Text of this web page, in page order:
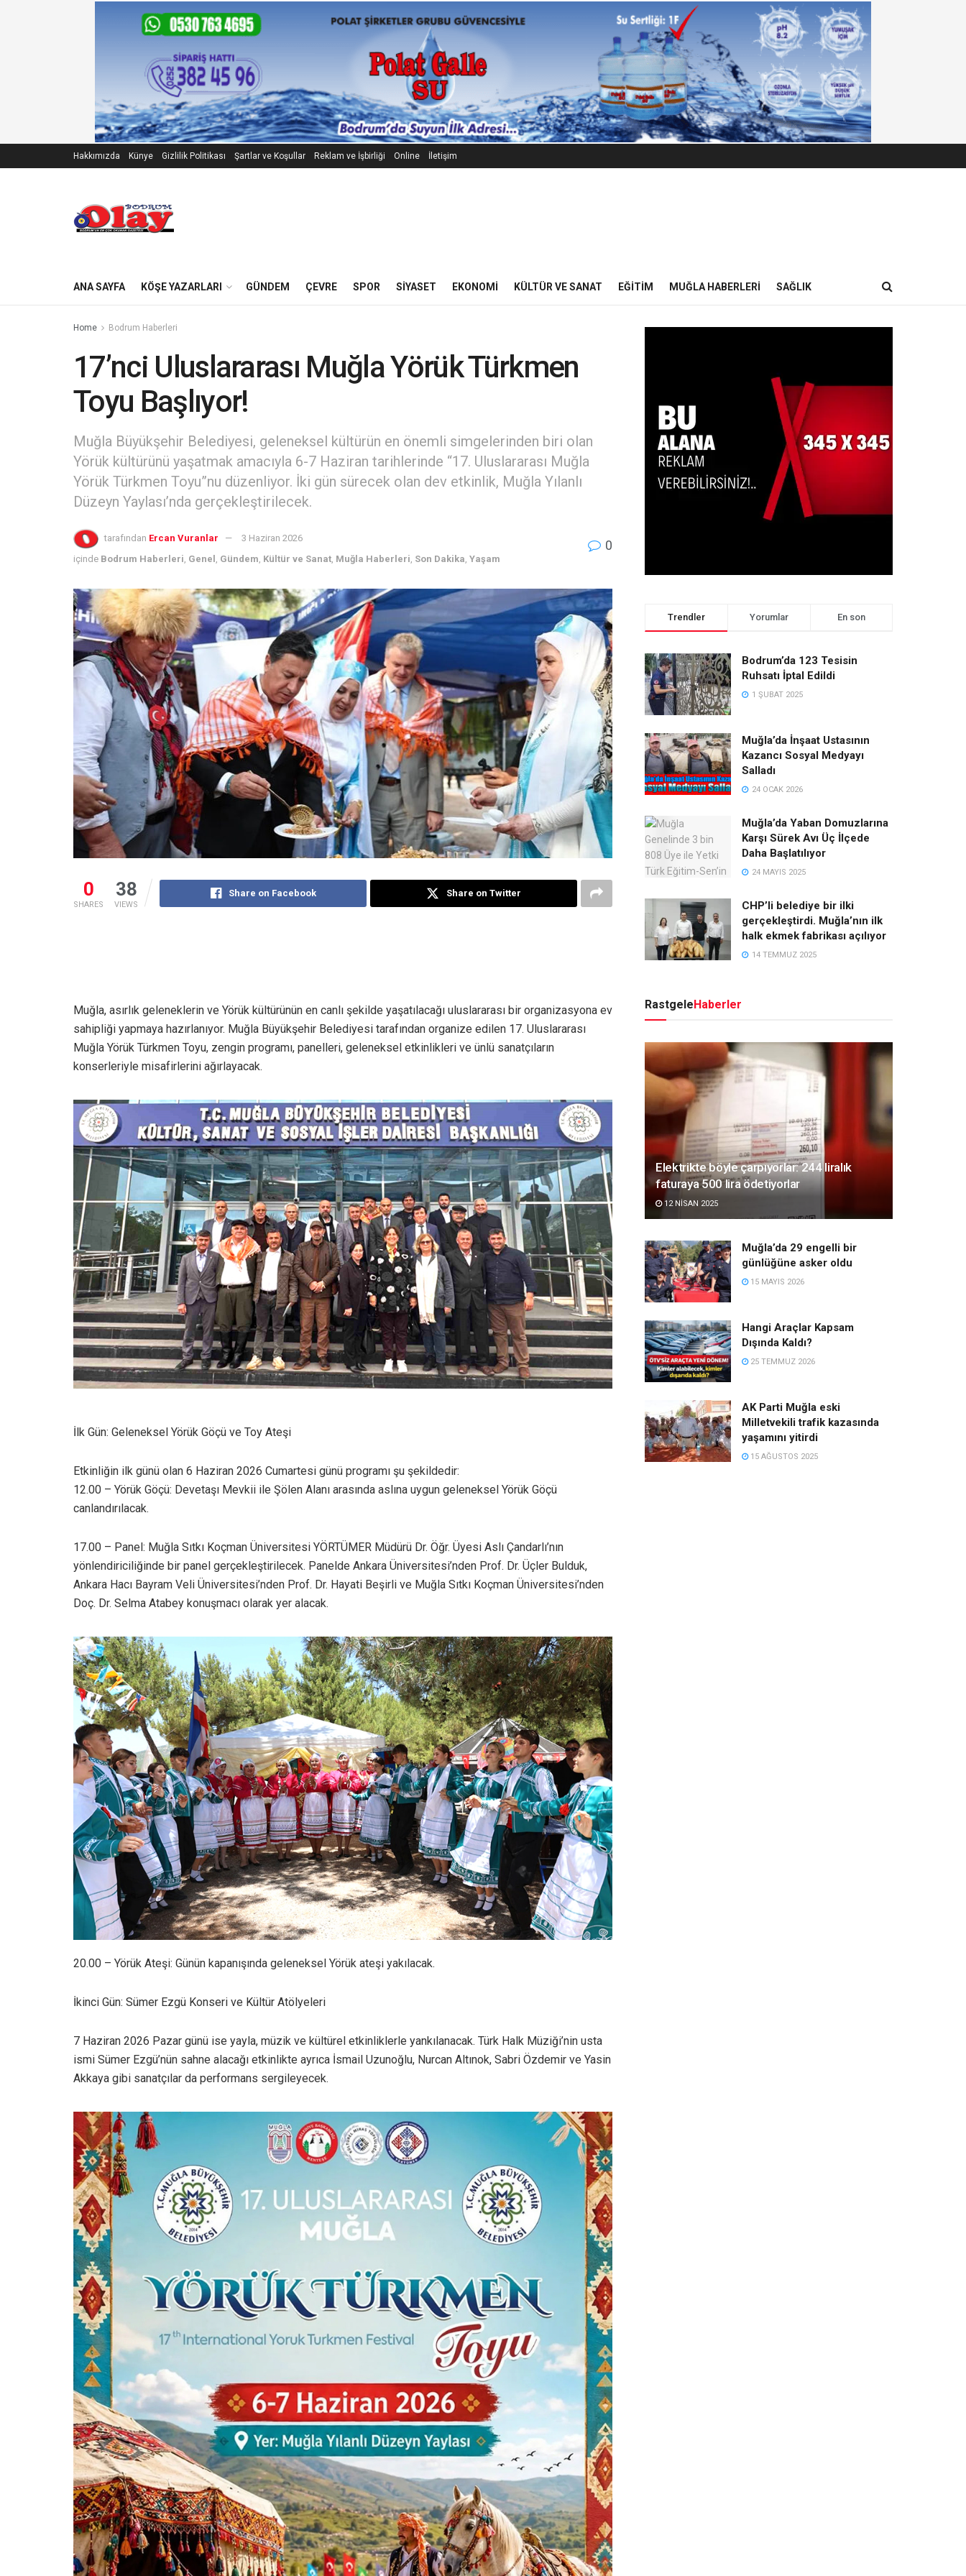
Hakkımızda Künye Gizlilik Politikası Şartlar ve Koşullar Reklam ve İşbirliği Online İletişim
ANA SAYFA KÖŞE YAZARLARI GÜNDEM ÇEVRE SPOR SIYASET EKONOMI KÜLTÜR VE SANAT EĞITIM MUĞLA HABERLERI SAĞLIK
Home Bodrum Haberleri
17’nci Uluslararası Muğla Yörük Türkmen
Toyu Başlıyor!
Muğla Büyükşehir Belediyesi, geleneksel kültürün en önemli simgelerinden biri olan
Yörük kültürünü yaşatmak amacıyla 6-7 Haziran tarihlerinde “17. Uluslararası Muğla
Yörük Türkmen Toyu”nu düzenliyor. İki gün sürecek olan dev etkinlik, Muğla Yılanlı
Düzeyn Yaylası’nda gerçekleştirilecek.
tarafından Ercan Vuranlar
3 Haziran 2026
içinde Bodrum Haberleri Genel Gündem Kültür ve Sanat Muğla Haberleri Son Dakika Yaşam
0
0
SHARES
38
VIEWS
Share on Facebook Share on Twitter
Muğla, asırlık geleneklerin ve Yörük kültürünün en canlı şekilde yaşatılacağı uluslararası bir organizasyona ev
sahipliği yapmaya hazırlanıyor. Muğla Büyükşehir Belediyesi tarafından organize edilen 17. Uluslararası
Muğla Yörük Türkmen Toyu, zengin programı, panelleri, geleneksel etkinlikleri ve ünlü sanatçıların
konserleriyle misafirlerini ağırlayacak.
İlk Gün: Geleneksel Yörük Göçü ve Toy Ateşi
Etkinliğin ilk günü olan 6 Haziran 2026 Cumartesi günü programı şu şekildedir:
12.00 – Yörük Göçü: Devetaşı Mevkii ile Şölen Alanı arasında aslına uygun geleneksel Yörük Göçü
canlandırılacak.
17.00 – Panel: Muğla Sıtkı Koçman Üniversitesi YÖRTÜMER Müdürü Dr. Öğr. Üyesi Aslı Çandarlı’nın
yönlendiriciliğinde bir panel gerçekleştirilecek. Panelde Ankara Üniversitesi’nden Prof. Dr. Üçler Bulduk,
Ankara Hacı Bayram Veli Üniversitesi’nden Prof. Dr. Hayati Beşirli ve Muğla Sıtkı Koçman Üniversitesi’nden
Doç. Dr. Selma Atabey konuşmacı olarak yer alacak.
20.00 – Yörük Ateşi: Günün kapanışında geleneksel Yörük ateşi yakılacak.
İkinci Gün: Sümer Ezgü Konseri ve Kültür Atölyeleri
7 Haziran 2026 Pazar günü ise yayla, müzik ve kültürel etkinliklerle yankılanacak. Türk Halk Müziği’nin usta
ismi Sümer Ezgü’nün sahne alacağı etkinlikte ayrıca İsmail Uzunoğlu, Nurcan Altınok, Sabri Özdemir ve Yasin
Akkaya gibi sanatçılar da performans sergileyecek.
Trendler Yorumlar En son
Bodrum’da 123 Tesisin
Ruhsatı İptal Edildi
1 ŞUBAT 2025
Muğla’da İnşaat Ustasının
Kazancı Sosyal Medyayı
Salladı
24 OCAK 2026
Muğla’da Yaban Domuzlarına
Karşı Sürek Avı Üç İlçede
Daha Başlatılıyor
24 MAYIS 2025
CHP’li belediye bir ilki
gerçekleştirdi. Muğla’nın ilk
halk ekmek fabrikası açılıyor
14 TEMMUZ 2025
RastgeleHaberler
Elektrikte böyle çarpıyorlar: 244 liralık
faturaya 500 lira ödetiyorlar
12 NISAN 2025
Muğla’da 29 engelli bir
günlüğüne asker oldu
15 MAYIS 2026
Hangi Araçlar Kapsam
Dışında Kaldı?
25 TEMMUZ 2026
AK Parti Muğla eski
Milletvekili trafik kazasında
yaşamını yitirdi
15 AĞUSTOS 2025